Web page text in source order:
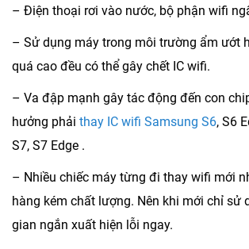
– Điện thoại rơi vào nước, bộ phận wifi
– Sử dụng máy trong môi trường ẩm ướt
quá cao đều có thể gây chết IC wifi.
– Va đập mạnh gây tác động đến con
hưởng phải thay IC wifi Samsung S6, S6
S7, S7 Edge .
– Nhiều chiếc máy từng đi thay wifi mới
hàng kém chất lượng. Nên khi mới chỉ sử
gian ngắn xuất hiện lỗi ngay.